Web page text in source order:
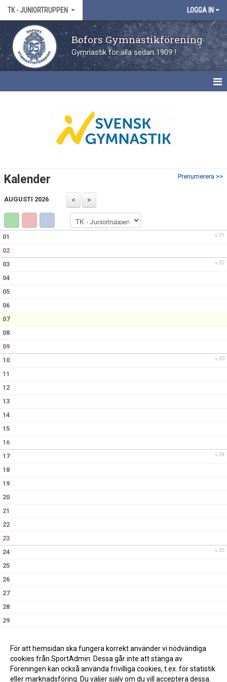
TK - JUNIORTRUPPEN LOGGA IN
Bofors Gymnastikförening
Gymnastik för alla sedan 1909 !
Prenumerera >>
Kalender
AUGUSTI 2026
v.31
01
02
v.32
03
04
05
06
07
08
09
v.33
10
11
12
13
14
15
16
v.34
17
18
19
20
21
22
23
v.35
24
25
26
27
28
29
För att hemsidan ska fungera korrekt använder vi nödvändiga
cookies från SportAdmin. Dessa går inte att stänga av.
Föreningen kan också använda frivilliga cookies, t.ex. för statistik
eller marknadsföring. Du väljer själv om du vill acceptera dessa.